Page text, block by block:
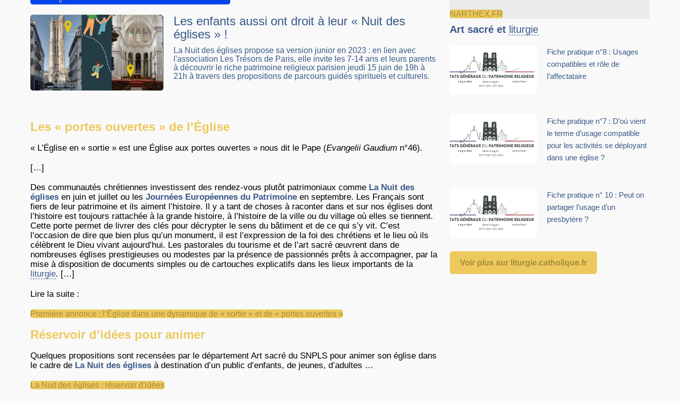
Les enfants aussi ont droit à leur « Nuit des
églises » !
La Nuit des églises propose sa version junior en 2023 : en lien avec
l'association Les Trésors de Paris, elle invite les 7-14 ans et leurs parents
à découvrir le riche patrimoine religieux parisien jeudi 15 juin de 19h à
21h à travers des propositions de parcours guidés spirituels et culturels.
Les « portes ouvertes » de l’Église
« L’Église en « sortie » est une Église aux portes ouvertes » nous dit le Pape (Evangelii Gaudium n°46).
[…]
Des communautés chrétiennes investissent des rendez-vous plutôt patrimoniaux comme La Nuit des
églises en juin et juillet ou les Journées Européennes du Patrimoine en septembre. Les Français sont
fiers de leur patrimoine et ils aiment l’histoire. Il y a tant de choses à raconter dans et sur nos églises dont
l’histoire est toujours rattachée à la grande histoire, à l’histoire de la ville ou du village où elles se tiennent.
Cette porte permet de livrer des clés pour décrypter le sens du bâtiment et de ce qui s’y vit. C’est
l’occasion de dire que bien plus qu’un monument, il est l’expression de la foi des chrétiens et le lieu où ils
célèbrent le Dieu vivant aujourd’hui. Les pastorales du tourisme et de l’art sacré œuvrent dans de
nombreuses églises prestigieuses ou modestes par la présence de passionnés prêts à accompagner, par la
mise à disposition de documents simples ou de cartouches explicatifs dans les lieux importants de la
liturgie. […]
Lire la suite :
Première annonce : l’Église dans une dynamique de « sortie » et de « portes ouvertes »
Réservoir d’idées pour animer
Quelques propositions sont recensées par le département Art sacré du SNPLS pour animer son église dans
le cadre de La Nuit des églises à destination d’un public d’enfants, de jeunes, d’adultes …
La Nuit des églises : réservoir d'idées
NARTHEX.FR
Art sacré et liturgie
Fiche pratique n°8 : Usages
compatibles et rôle de
l’affectataire
Fiche pratique n°7 : D’où vient
le terme d’usage compatible
pour les activités se déployant
dans une église ?
Fiche pratique n° 10 : Peut on
partager l’usage d’un
presbytère ?
Voir plus sur liturgie.catholique.fr